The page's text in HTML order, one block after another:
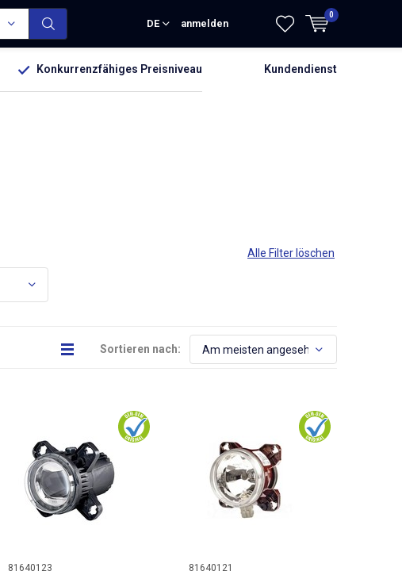
DE anmelden
0
Konkurrenzfähiges Preisniveau Kundendienst
Alle Filter löschen
Sortieren nach:
81640123 81640121